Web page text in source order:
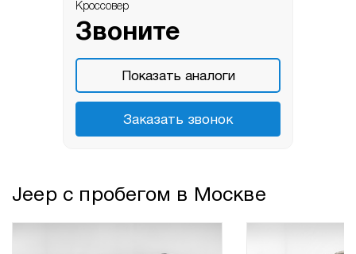
Кроссовер
Звоните
Показать аналоги
Заказать звонок
Jeep с пробегом в Москве